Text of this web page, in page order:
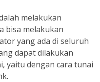
melakukan
bisa melakukan
yang ada di seluruh
dapat dilakukan
yaitu dengan cara tunai